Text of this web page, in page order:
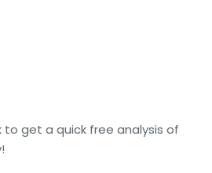
get a quick free analysis of